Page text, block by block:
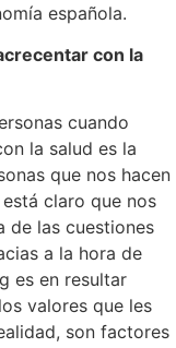
española.
con la
cuando
la salud es la
que nos hacen
claro que nos
de las cuestiones
a la hora de
es en resultar
valores que les
son factores